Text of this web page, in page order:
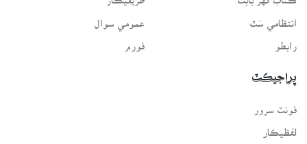
انتظامي سَٿ
رابطو
عمومي سوال
فورم
پراجيڪٽ
لفظيڪار